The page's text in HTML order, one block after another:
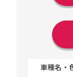
車種名・